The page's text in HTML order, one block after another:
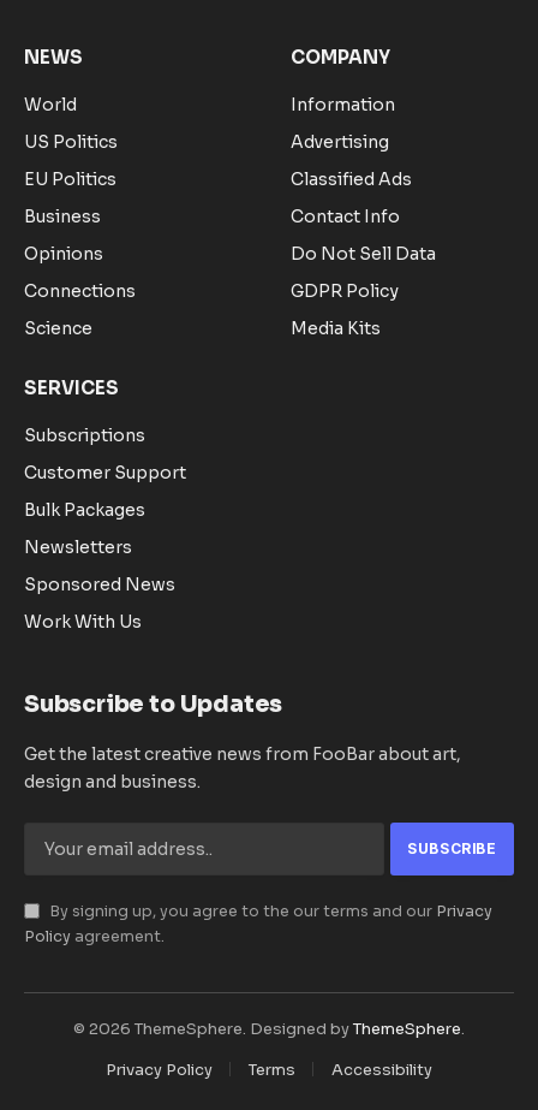
NEWS
World
US Politics
EU Politics
Business
Opinions
Connections
Science
COMPANY
Information
Advertising
Classified Ads
Contact Info
Do Not Sell Data
GDPR Policy
Media Kits
SERVICES
Subscriptions
Customer Support
Bulk Packages
Newsletters
Sponsored News
Work With Us
Subscribe to Updates
Get the latest creative news from FooBar about art,
design and business.
By signing up, you agree to the our terms and our Privacy
Policy agreement.
© 2026 ThemeSphere. Designed byThemeSphere.
Privacy Policy
Terms Accessibility